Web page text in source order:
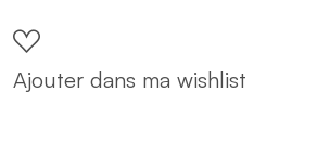
Ajouter dans ma wishlist